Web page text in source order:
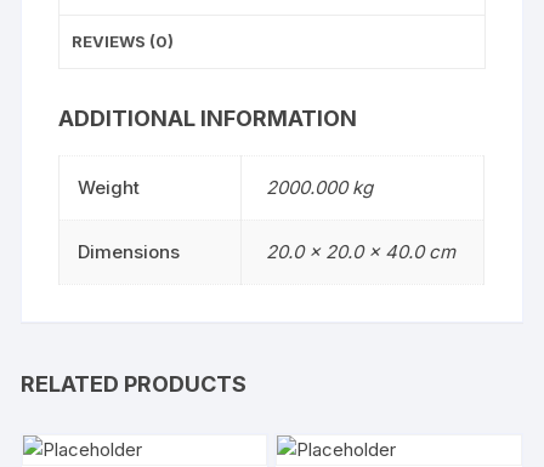
REVIEWS (0)
ADDITIONAL INFORMATION
Weight 2000.000 kg
Dimensions 20.0 × 20.0 × 40.0 cm
RELATED PRODUCTS